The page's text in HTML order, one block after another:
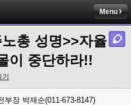
Menu
총 성명>>자율
이 중단하라!!
장 박재순(011-673-8147)